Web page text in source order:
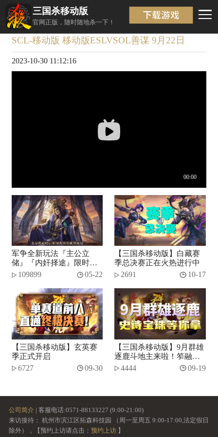
三国杀移动版
官网正版，随时随地杀一下！
返回
SCL-移动版 移动版ESLVSOL善谋 9月22日
2023-10-30 11:12:16
军争全新玩法『主公立
储』『内奸择途』限时开
启！109899 05-22
【三国杀移动版】白藏赛
季总决赛正在火热进行中
2691
10-17
【三国杀移动版】玄英赛
季正式开启
6727
09-30
【三国杀移动版】9月群雄
逐鹿斗地主来啦！笮融、
势张燕加入将池~
4444 09-19
公司简介 | 客服电话:0571-88133227 (9:00-21:00)
来访接待： 杭州市滨江区拓森科技园 （周一至周五 9:00-17:00,法定假日
除外），【预约上访请点击： 预约上访】